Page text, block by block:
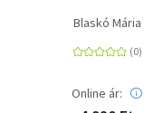
Blaskó Mária
Online ár: